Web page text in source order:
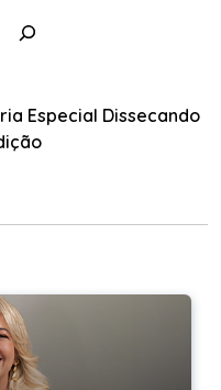
Especial Dissecando